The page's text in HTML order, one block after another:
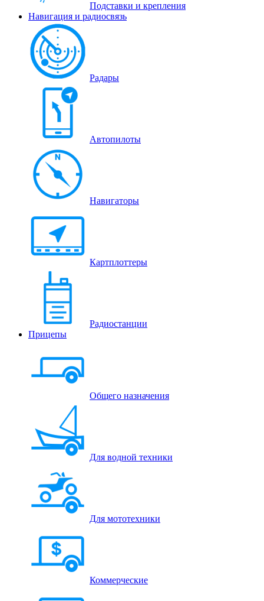
Подставки и крепления
Навигация и радиосвязь
Радары
Автопилоты
Навигаторы
Картплоттеры
Радиостанции
Прицепы
Общего назначения
Для водной техники
Для мототехники
Коммерческие